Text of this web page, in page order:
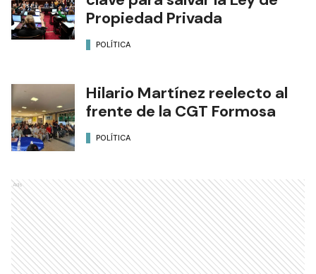
Propiedad Privada
POLÍTICA
Hilario Martínez reelecto al
frente de la CGT Formosa
POLÍTICA
Ads